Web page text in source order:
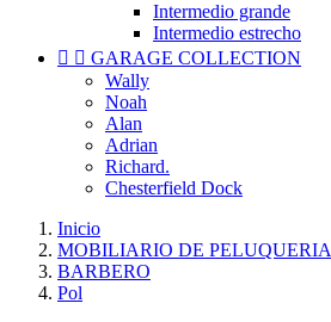
Intermedio grande
Intermedio estrecho
  GARAGE COLLECTION
Wally
Noah
Alan
Adrian
Richard.
Chesterfield Dock
Inicio
MOBILIARIO DE PELUQUERIA
BARBERO
Pol